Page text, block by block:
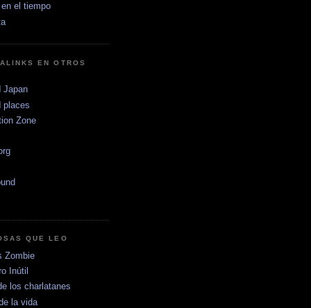
el tiempo
EN OTROS
Japan
places
Zone
QUE LEO
Zombie
Inútil
los charlatanes
la vida